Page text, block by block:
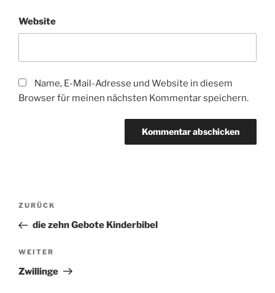
Website
Name, E-Mail-Adresse und Website in diesem
Browser für meinen nächsten Kommentar speichern.
Beitragsnavigation
Vorheriger
Beitrag
ZURÜCK
die zehn Gebote Kinderbibel
Nächster
Beitrag
WEITER
Zwillinge